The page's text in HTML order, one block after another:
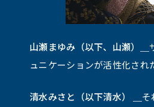
山瀬まゆみ（以下、山瀬）＿
ュニケーションが活性化され
清水みさと（以下清水） ＿ そ